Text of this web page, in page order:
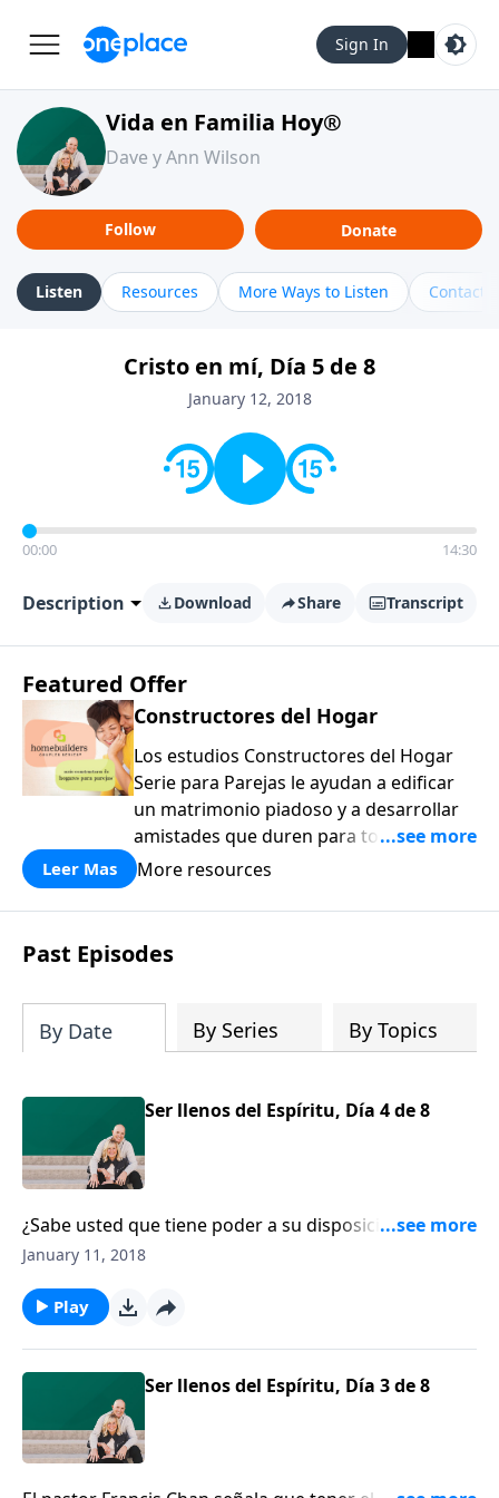
Sign In
Vida en Familia Hoy®
Dave y Ann Wilson
Follow Donate
Listen Resources More Ways to Listen Contact
Cristo en mí, Día 5 de 8
January 12, 2018
00:00 14:30
Description Download Share Transcript
Featured Offer
Constructores del Hogar
Los estudios Constructores del Hogar
Serie para Parejas le ayudan a edificar
un matrimonio piadoso y a desarrollar
amistades que duren para toda la vida.
¡Únase a uno de los estudios de grupos
a casa los principios de la Palabra de
Dios para compartirlos con su familia,
su iglesia y su comunidad!
Leer Mas More resources
Past Episodes
By Date By Series By Topics
Ser llenos del Espíritu, Día 4 de 8
¿Sabe usted que tiene poder a su disposición para
vencer toda tentación? El pastor y escritor, Francis
January 11, 2018
Play
Ser llenos del Espíritu, Día 3 de 8